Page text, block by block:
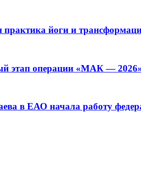
йоги и
этап операции «МАК —
в ЕАО начала работу